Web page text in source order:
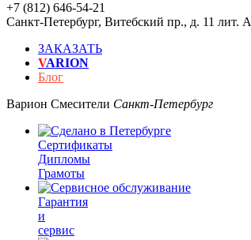
+7 (812) 646-54-21
Санкт-Петербург, Витебский пр., д. 11 лит. А
ЗАКАЗАТЬ
VARION
Блог
Варион Смесители Санкт-Петербург
Сертификаты
Дипломы
Грамоты
Гарантия
и
сервис